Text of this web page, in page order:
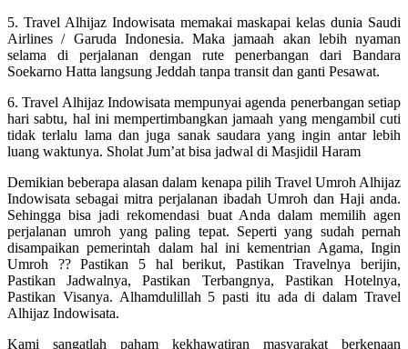
5. Travel Alhijaz Indowisata memakai maskapai kelas dunia Saudi
Airlines / Garuda Indonesia. Maka jamaah akan lebih nyaman
selama di perjalanan dengan rute penerbangan dari Bandara
Soekarno Hatta langsung Jeddah tanpa transit dan ganti Pesawat.
6. Travel Alhijaz Indowisata mempunyai agenda penerbangan setiap
hari sabtu, hal ini mempertimbangkan jamaah yang mengambil cuti
tidak terlalu lama dan juga sanak saudara yang ingin antar lebih
luang waktunya. Sholat Jum’at bisa jadwal di Masjidil Haram
Demikian beberapa alasan dalam kenapa pilih Travel Umroh Alhijaz
Indowisata sebagai mitra perjalanan ibadah Umroh dan Haji anda.
Sehingga bisa jadi rekomendasi buat Anda dalam memilih agen
perjalanan umroh yang paling tepat. Seperti yang sudah pernah
disampaikan pemerintah dalam hal ini kementrian Agama, Ingin
Umroh ?? Pastikan 5 hal berikut, Pastikan Travelnya berijin,
Pastikan Jadwalnya, Pastikan Terbangnya, Pastikan Hotelnya,
Pastikan Visanya. Alhamdulillah 5 pasti itu ada di dalam Travel
Alhijaz Indowisata.
Kami sangatlah paham kekhawatiran masyarakat berkenaan